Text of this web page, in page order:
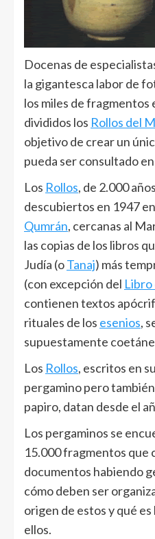
Docenas de
la gigantesca labor de
los miles de fragmentos
divididos los Rollos del
objetivo de crear un
pueda ser consultado
Los Rollos, de 2.000
descubiertos en 1947
Qumrán, cercanas al
las copias de los libros
Judía (oTanaj) más
(con excepción del Libro
contienen textos
rituales de los esenios,
supuestamente
Los Rollos, escritos en
pergamino pero
papiro, datan desde el
Los pergaminos se
15.000 fragmentos que
documentos habiendo
cómo deben ser
origen de estos y qué
ellos.